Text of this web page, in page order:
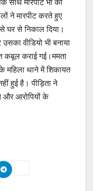
साथ मारपीट भी की
ने मारपीट करते हुए
घर से निकाल दिया।
वीडियो भी बनाया
कबूल कराई गई।ममता
महिला थाने में शिकायत
हुई है। पीड़िता ने
और आरोपियों के